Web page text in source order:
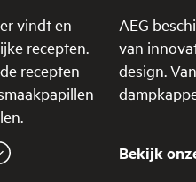
vindt en
recepten.
recepten
AEG
van
design.
Bekijk